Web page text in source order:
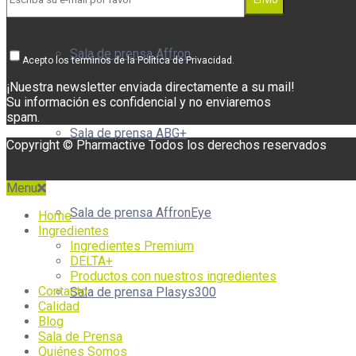
Sala de prensa Affron
Sala de prensa ABG+
Sala de prensa AffronEye
Sala de prensa Plasys300
Acepto los terminos de la Política de Privacidad.
¡Nuestra newsletter enviada directamente a su mail!
Su información es confidencial y no enviaremos
spam.
Copyright © Pharmactive Todos los derechos reservados
Menu
Home
Ingredientes
Ingredientes Premium
DELTA+
Productos con nuestros ingredientes
Contacto
Calidad
Blog
Sala de Prensa
Quiénes Somos